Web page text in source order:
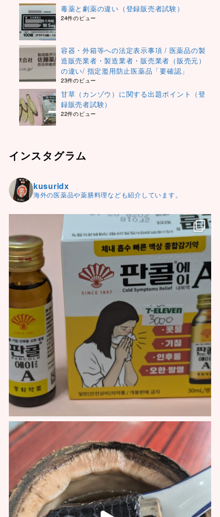
毒薬と劇薬の違い（登録販売者試験）
24件のビュー
容器・外箱等への法定表示事項 / 医薬品の製
造販売業者・製造業者・販売業者（販売元）
の違い/ 指定濫用防止医薬品「要確認」
23件のビュー
甘草（カンゾウ）に関する出題ポイント（登
録販売者試験）
22件のビュー
インスタグラム
kusuridx
海外の医薬品や薬膳料理なども紹介しています。